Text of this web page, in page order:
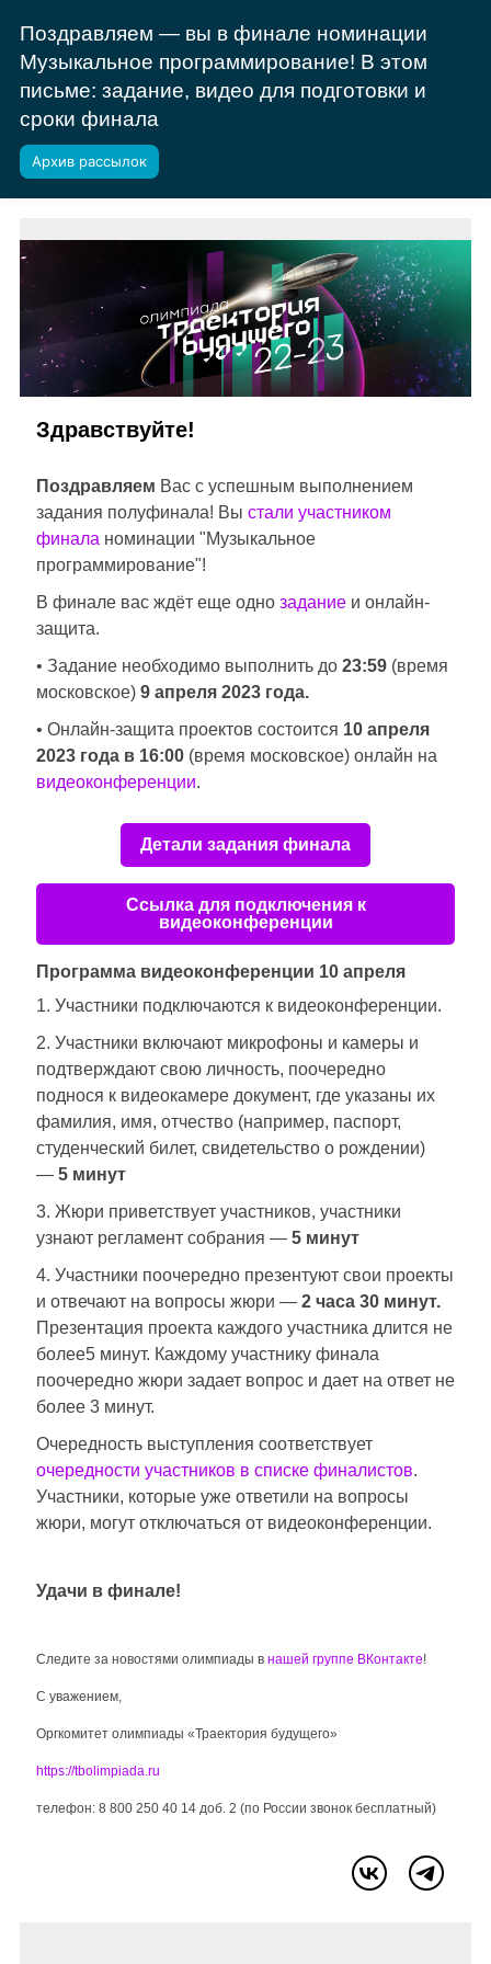
Поздравляем — вы в финале номинации
Музыкальное программирование! В этом
письме: задание, видео для подготовки и
сроки финала
Архив рассылок
Здравствуйте!
Поздравляем Вас с успешным выполнением
задания полуфинала! Вы стали участником
финала номинации "Музыкальное
программирование"!
В финале вас ждёт еще одно задание и онлайн-
защита.
• Задание необходимо выполнить до 23:59 (время
московское) 9 апреля 2023 года.
• Онлайн-защита проектов состоится 10 апреля
2023 года в 16:00 (время московское) онлайн на
видеоконференции.
Детали задания финала
Ссылка для подключения к
видеоконференции
Программа видеоконференции 10 апреля
1. Участники подключаются к видеоконференции.
2. Участники включают микрофоны и камеры и
подтверждают свою личность, поочередно
поднося к видеокамере документ, где указаны их
фамилия, имя, отчество (например, паспорт,
студенческий билет, свидетельство о рождении)
— 5 минут
3. Жюри приветствует участников, участники
узнают регламент собрания — 5 минут
4. Участники поочередно презентуют свои проекты
и отвечают на вопросы жюри — 2 часа 30 минут.
Презентация проекта каждого участника длится не
более5 минут. Каждому участнику финала
поочередно жюри задает вопрос и дает на ответ не
более 3 минут.
Очередность выступления соответствует
очередности участников в списке финалистов.
Участники, которые уже ответили на вопросы
жюри, могут отключаться от видеоконференции.
Удачи в финале!
Следите за новостями олимпиады в нашей группе ВКонтакте!
С уважением,
Оргкомитет олимпиады «Траектория будущего»
https://tbolimpiada.ru
телефон: 8 800 250 40 14 доб. 2 (по России звонок бесплатный)